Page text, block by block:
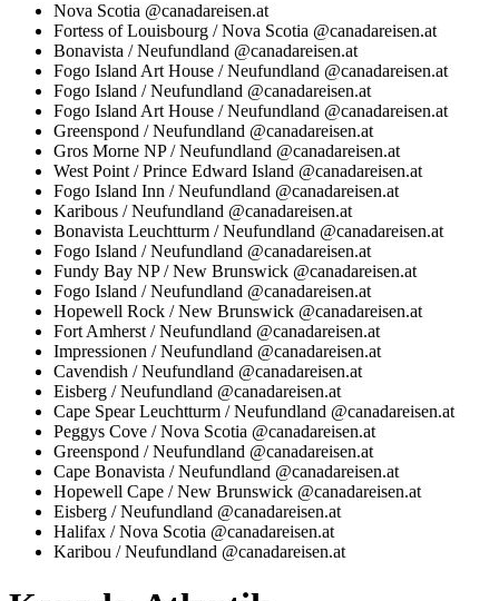
Nova Scotia @canadareisen.at
Fortess of Louisbourg / Nova Scotia @canadareisen.at
Bonavista / Neufundland @canadareisen.at
Fogo Island Art House / Neufundland @canadareisen.at
Fogo Island / Neufundland @canadareisen.at
Fogo Island Art House / Neufundland @canadareisen.at
Greenspond / Neufundland @canadareisen.at
Gros Morne NP / Neufundland @canadareisen.at
West Point / Prince Edward Island @canadareisen.at
Fogo Island Inn / Neufundland @canadareisen.at
Karibous / Neufundland @canadareisen.at
Bonavista Leuchtturm / Neufundland @canadareisen.at
Fogo Island / Neufundland @canadareisen.at
Fundy Bay NP / New Brunswick @canadareisen.at
Fogo Island / Neufundland @canadareisen.at
Hopewell Rock / New Brunswick @canadareisen.at
Fort Amherst / Neufundland @canadareisen.at
Impressionen / Neufundland @canadareisen.at
Cavendish / Neufundland @canadareisen.at
Eisberg / Neufundland @canadareisen.at
Cape Spear Leuchtturm / Neufundland @canadareisen.at
Peggys Cove / Nova Scotia @canadareisen.at
Greenspond / Neufundland @canadareisen.at
Cape Bonavista / Neufundland @canadareisen.at
Hopewell Cape / New Brunswick @canadareisen.at
Eisberg / Neufundland @canadareisen.at
Halifax / Nova Scotia @canadareisen.at
Karibou / Neufundland @canadareisen.at